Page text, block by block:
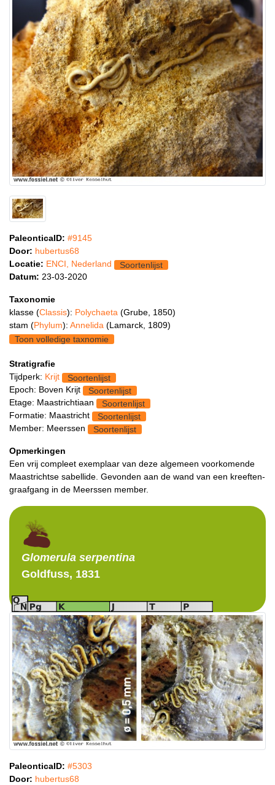
PaleonticaID: #9145
Door: hubertus68
Locatie: ENCI, Nederland
Soortenlijst
Datum: 23-03-2020
Taxonomie
klasse (Classis): Polychaeta (Grube, 1850)
stam (Phylum): Annelida (Lamarck, 1809)
Toon volledige taxnomie
Stratigrafie
Tijdperk: Krijt
Soortenlijst
Epoch: Boven Krijt
Soortenlijst
Etage: Maastrichtiaan
Soortenlijst
Formatie: Maastricht
Soortenlijst
Member: Meerssen
Soortenlijst
Opmerkingen
Een vrij compleet exemplaar van deze algemeen voorkomende
Maastrichtse sabellide. Gevonden aan de wand van een kreeften-
graafgang in de Meerssen member.
Glomerula serpentina
Goldfuss, 1831
PaleonticaID: #5303
Door: hubertus68